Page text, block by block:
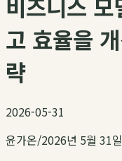
비즈니스
고 효율을
략
2026-05-31
윤가온/2026년 5월 31일